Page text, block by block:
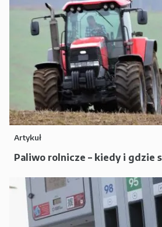
Artykuł
Paliwo rolnicze – kiedy i gdzie